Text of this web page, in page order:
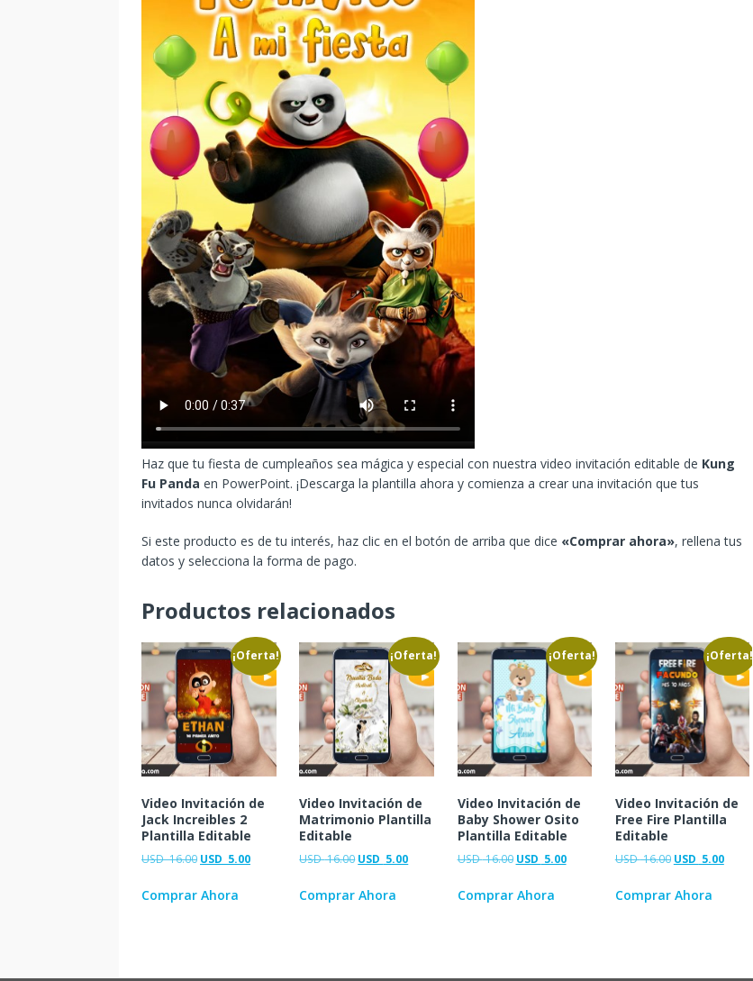
Haz que tu fiesta de cumpleaños sea mágica y especial con nuestra video invitación editable de Kung
Fu Panda en PowerPoint. ¡Descarga la plantilla ahora y comienza a crear una invitación que tus
invitados nunca olvidarán!
Si este producto es de tu interés, haz clic en el botón de arriba que dice «Comprar ahora», rellena tus
datos y selecciona la forma de pago.
Productos relacionados
¡Oferta!
Video Invitación de
Jack Increibles 2
Plantilla Editable
USD16.00 USD 5.00
Comprar Ahora
¡Oferta!
Video Invitación de
Matrimonio Plantilla
Editable
USD16.00 USD 5.00
Comprar Ahora
¡Oferta!
Video Invitación de
Baby Shower Osito
Plantilla Editable
USD16.00 USD 5.00
Comprar Ahora
¡Oferta!
Video Invitación de
Free Fire Plantilla
Editable
USD16.00 USD 5.00
Comprar Ahora